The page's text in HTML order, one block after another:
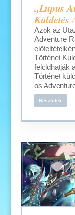
„Lupus
Küldetés
Azok az
Adventure
Történet
feloldhatják
Történet
os
Részletek